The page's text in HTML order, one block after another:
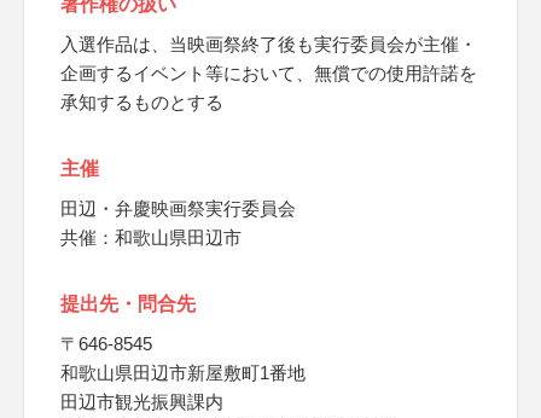
著作権の扱い
入選作品は、当映画祭終了後も実行委員会が主催・
企画するイベント等において、無償での使用許諾を
承知するものとする
主催
田辺・弁慶映画祭実行委員会
共催：和歌山県田辺市
提出先・問合先
〒646-8545
和歌山県田辺市新屋敷町1番地
田辺市観光振興課内